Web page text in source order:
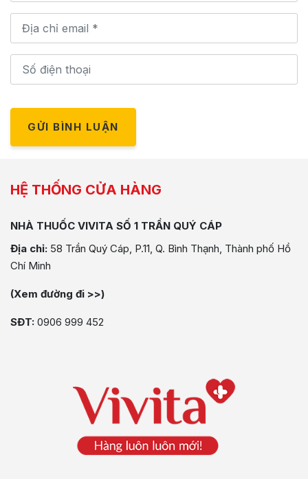
GỬI BÌNH LUẬN
HỆ THỐNG CỬA HÀNG
NHÀ THUỐC VIVITA SỐ 1 TRẦN QUÝ CÁP
Địa chỉ: 58 Trần Quý Cáp, P.11, Q. Bình Thạnh, Thành phố Hồ
Chí Minh
(Xem đường đi >>)
SĐT: 0906 999 452